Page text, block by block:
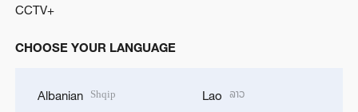
CCTV+
CHOOSE YOUR LANGUAGE
Albanian Shqip Lao ລາວ